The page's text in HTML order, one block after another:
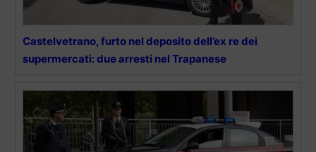
Castelvetrano, furto nel deposito dell’ex re dei
supermercati: due arresti nel Trapanese